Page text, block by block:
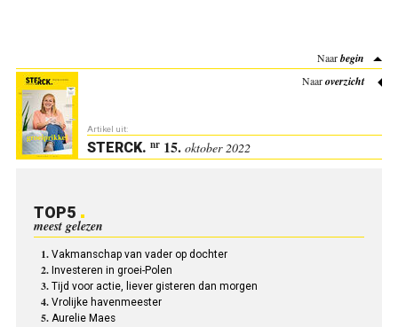
Naarbegin
Naaroverzicht
Artikel uit:
STERCK. nr15. oktober 2022
TOP5
meest gelezen
Vakmanschap van vader op dochter
Investeren in groei-Polen
Tijd voor actie, liever gisteren dan morgen
Vrolijke havenmeester
Aurelie Maes